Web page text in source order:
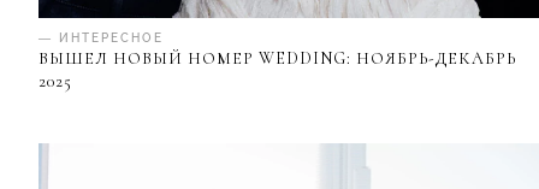
— ИНТЕРЕСНОЕ
ВЫШЕЛ НОВЫЙ НОМЕР WEDDING: НОЯБРЬ-ДЕКАБРЬ
2025